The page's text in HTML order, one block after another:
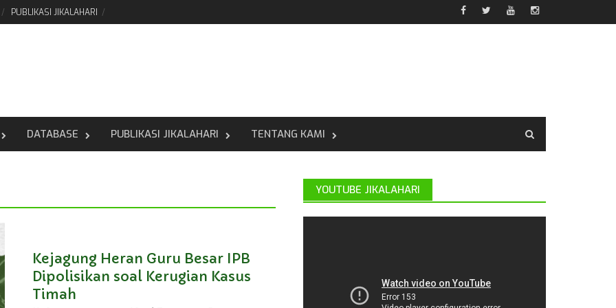
PUBLIKASI JIKALAHARI
DATABASE PUBLIKASI JIKALAHARI TENTANG KAMI
Kejagung Heran Guru Besar IPB
Dipolisikan soal Kerugian Kasus
Timah
YOUTUBE JIKALAHARI